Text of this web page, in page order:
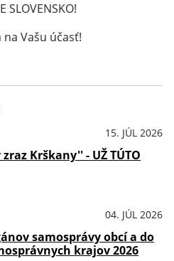
SLOVENSKO!
na Vašu účasť!
15. JÚL 2026
Krškany'' - UŽ TÚTO
04. JÚL 2026
samosprávy obcí a do
krajov 2026